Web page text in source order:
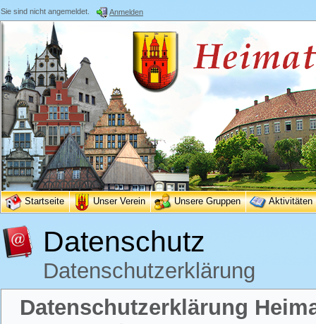
Sie sind nicht angemeldet. Anmelden
Startseite Unser Verein Unsere Gruppen Aktivitäten
Datenschutz
Datenschutzerklärung
Datenschutzerklärung